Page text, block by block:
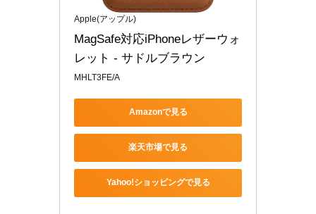
Apple(アップル)
MagSafe対応iPhoneレザーウォ
レット - サドルブラウン
MHLT3FE/A
Amazonで見る
楽天市場で見る
Yahoo!ショッピングで見る